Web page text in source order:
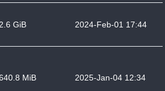
2.6 GiB 2024-Feb-01 17:44
MiB 2025-Jan-04 12:34